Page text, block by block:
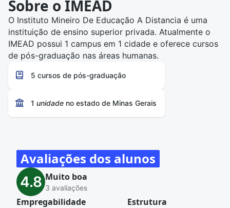
Sobre o IMEAD
O Instituto Mineiro De Educação A Distancia é uma
instituição de ensino superior privada. Atualmente o
IMEAD possui 1 campus em 1 cidade e oferece cursos
de pós-graduação nas áreas humanas.
5 cursos de pós-graduação
1 unidade no estado de Minas Gerais
Avaliações dos alunos
4.8 Muito boa
3 avaliações
Empregabilidade Estrutura